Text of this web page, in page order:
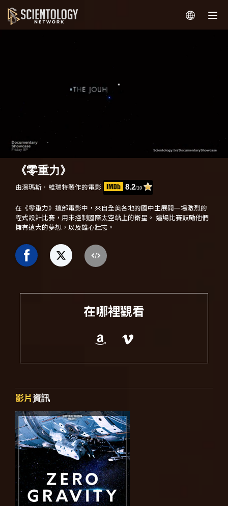
《零重力》
由湯瑪斯．維瑞特製作的電影 8.2/10
在《零重力》這部電影中，來自全美各地的國中生展開一場激烈的
程式設計比賽，用來控制國際太空站上的衛星。 這場比賽鼓勵他們
擁有遠大的夢想，以及雄心壯志。
在哪裡觀看
影片 資訊